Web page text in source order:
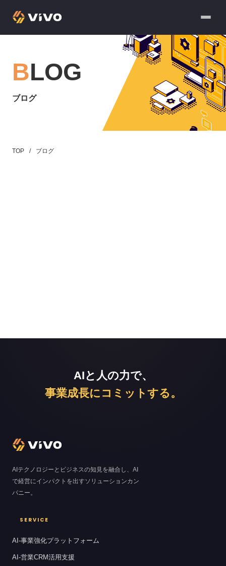
BLOG
ブログ
TOP ブログ
AIと人の力で、
事業成長にコミットする。
AIテクノロジーとビジネスの知見を融合し、AI
で経営にインパクトを出すソリューションカン
パニー。
SERVICE
AI-事業強化プラットフォーム
AI-営業CRM活用支援